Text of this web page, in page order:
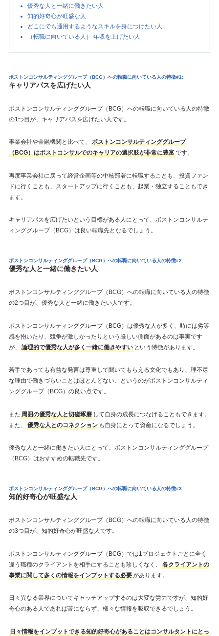
優秀な人と一緒に働きたい人
知的好奇心が旺盛な人
どこにでも通用するようなスキルを身につけたい人
（転職に向いている人） 年収を上げたい人
ボストンコンサルティンググループ（BCG）への転職に向いている人の特徴#1:
キャリアパスを広げたい人
ボストンコンサルティンググループ（BCG）への転職に向いている人の特徴
の1つ目が、キャリアパスを広げたい人です。
事業会社や金融機関と比べて、
ボストンコンサルティンググループ
（BCG）はポストコンサルでのキャリアの選択肢が非常に豊富です。
再度事業会社に戻って経営企画等の中核部署に転職することも、投資ファン
ドに行くことも、スタートアップに行くことも、起業・独立することもでき
ます。
キャリアパスを広げたいという目標がある人にとって、ボストンコンサルテ
ィンググループ（BCG）は良い転職先となるでしょう。
ボストンコンサルティンググループ（BCG）への転職に向いている人の特徴#2:
優秀な人と一緒に働きたい人
ボストンコンサルティンググループ（BCG）への転職に向いている人の特徴
の2つ目が、優秀な人と一緒に働きたい人です。
ボストンコンサルティンググループ（BCG）は優秀な人が多く、時には劣等
感を抱いたり、競争が激しかったりという厳しい側面があるのは事実です
が、
論理的で優秀な人が多く一緒に働きやすい という特徴があります。
若手であっても有益な発言は尊重して聞いてもらえる文化でもあり、理不尽
な理由で働きづらいことはほとんどない、というのがボストンコンサルティ
ンググループ（BCG）の良い点です。
また 周囲の優秀な人と切磋琢磨 して自身の成長につなげることもできます。
また、
優秀な人とのコネクション も自身にとって資産になるでしょう。
優秀な人と一緒に働きたい人にとって、ボストンコンサルティンググループ
（BCG）はおすすめの転職先です。
ボストンコンサルティンググループ（BCG）への転職に向いている人の特徴#3:
知的好奇心が旺盛な人
ボストンコンサルティンググループ（BCG）への転職に向いている人の特徴
の3つ目が、知的好奇心が旺盛な人です。
ボストンコンサルティンググループ（BCG）では1プロジェクトごとに全く
違う職種のクライアントを相手にすることも珍しくなく、
各クライアントの
事業に関して多くの情報をインプットする必要があります。
日々異なる業界についてキャッチアップするのは大変な労力ですが、知的好
奇心のある人であれば苦にならず、様々な情報を吸収できるでしょう。
日々情報をインプットできる知的好奇心があることはコンサルタントにとっ